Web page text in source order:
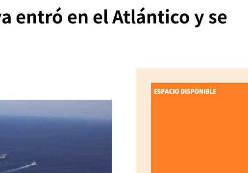
entró en el Atlántico y se